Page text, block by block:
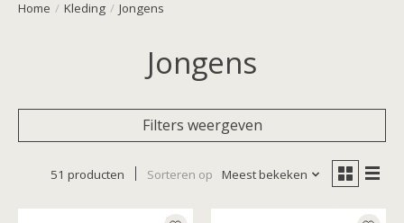
Home / Kleding / Jongens
Jongens
Filters weergeven
51 producten Sorteren op Meest bekeken